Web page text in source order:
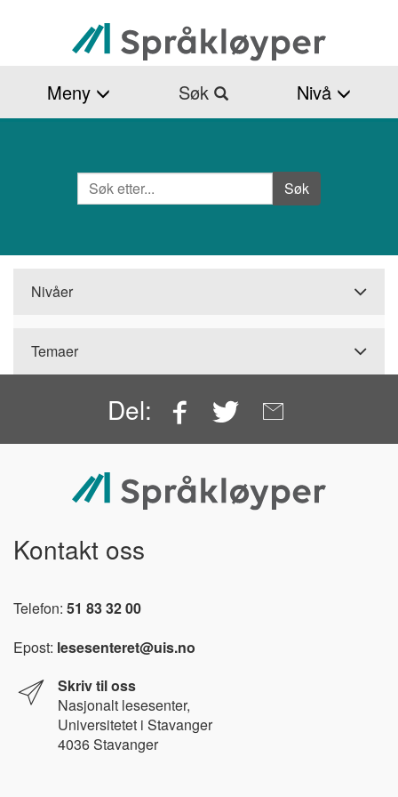
hovedinnhold
Meny Søk Nivå
Søk
Nivåer
Temaer
Del: Facebook
Twitter
Kontakt oss
Telefon: 51 83 32 00
Epost: lesesenteret@uis.no
Skriv til oss
Nasjonalt lesesenter,
Universitetet i Stavanger
4036 Stavanger